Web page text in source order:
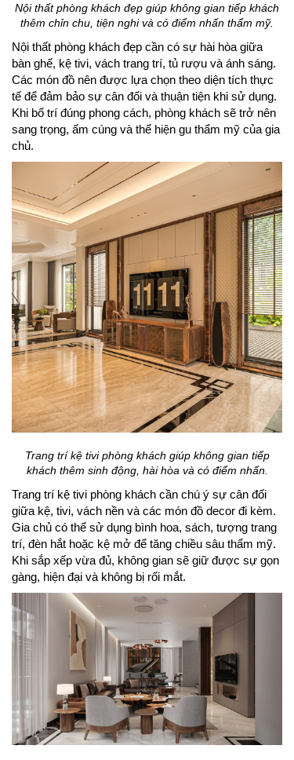
Nội thất phòng khách đẹp giúp không gian tiếp khách
thêm chỉn chu, tiện nghi và có điểm nhấn thẩm mỹ.
Nội thất phòng khách đẹp cần có sự hài hòa giữa
bàn ghế, kệ tivi, vách trang trí, tủ rượu và ánh sáng.
Các món đồ nên được lựa chọn theo diện tích thực
tế để đảm bảo sự cân đối và thuận tiện khi sử dụng.
Khi bố trí đúng phong cách, phòng khách sẽ trở nên
sang trọng, ấm cúng và thể hiện gu thẩm mỹ của gia
chủ.
Trang trí kệ tivi phòng khách giúp không gian tiếp
khách thêm sinh động, hài hòa và có điểm nhấn.
Trang trí kệ tivi phòng khách cần chú ý sự cân đối
giữa kệ, tivi, vách nền và các món đồ decor đi kèm.
Gia chủ có thể sử dụng bình hoa, sách, tượng trang
trí, đèn hắt hoặc kệ mở để tăng chiều sâu thẩm mỹ.
Khi sắp xếp vừa đủ, không gian sẽ giữ được sự gọn
gàng, hiện đại và không bị rối mắt.